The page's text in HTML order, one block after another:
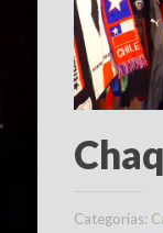
Categorías: